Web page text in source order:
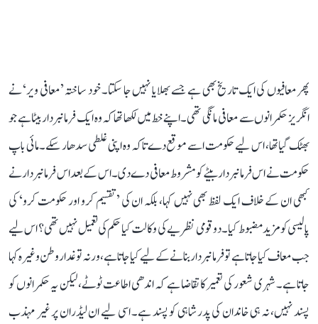
پھر معافیوں کی ایک تاریخ بھی ہے جسے بھلایا نہیں جا سکتا۔ خود ساختہ ’معافی ویر‘ نے
انگریز حکمرانوں سے معافی مانگی تھی۔ اپنے خط میں لکھا تھا کہ وہ ایک فرمانبردار بیٹا ہے جو
بھٹک گیا تھا، اس لیے حکومت اسے موقع دے تاکہ وہ اپنی غلطی سدھار سکے۔ مائی باپ
حکومت نے اس فرمانبردار بیٹے کو مشروط معافی دے دی۔ اس کے بعد اس فرمانبردار نے
کبھی ان کے خلاف ایک لفظ بھی نہیں کہا، بلکہ ان کی ’تقسیم کرو اور حکومت کرو‘ کی
پالیسی کو مزید مضبوط کیا۔ دو قومی نظریے کی وکالت کیا حکم کی تعمیل نہیں تھی؟ اس لیے
جب معاف کیا جاتا ہے تو فرمانبردار بنانے کے لیے کیا جاتا ہے، ورنہ تو غدار وطن وغیرہ کہا
جاتا ہے۔ شہری شعور کی تعمیر کا تقاضا ہے کہ اندھی اطاعت ٹوٹے، لیکن یہ حکمرانوں کو
پسند نہیں، نہ ہی خاندان کی پدر شاہی کو پسند ہے۔ اسی لیے ان لیڈران پر غیر مہذب